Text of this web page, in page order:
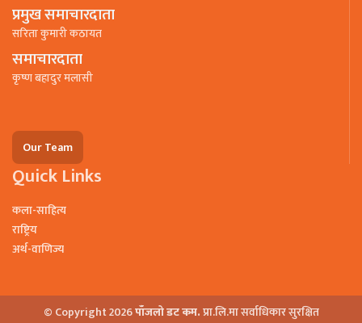
प्रमुख समाचारदाता
सरिता कुमारी कठायत
समाचारदाता
कृष्ण बहादुर मलासी
Our Team
Quick Links
कला-साहित्य
राष्ट्रिय
अर्थ-वाणिज्य
© Copyright 2026पाँजलो डट कम.प्रा.लि.मा सर्वाधिकार सुरक्षित